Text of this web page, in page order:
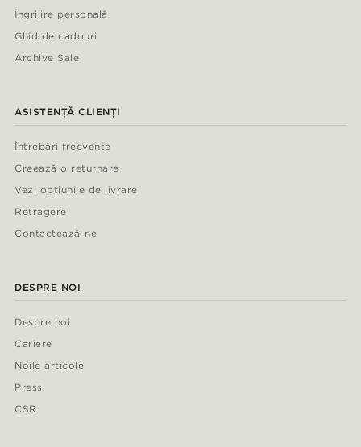
Îngrijire personală
Ghid de cadouri
Archive Sale
ASISTENȚĂ CLIENȚI
Întrebări frecvente
Creează o returnare
Vezi opțiunile de livrare
Retragere
Contactează-ne
DESPRE NOI
Despre noi
Cariere
Noile articole
Press
CSR